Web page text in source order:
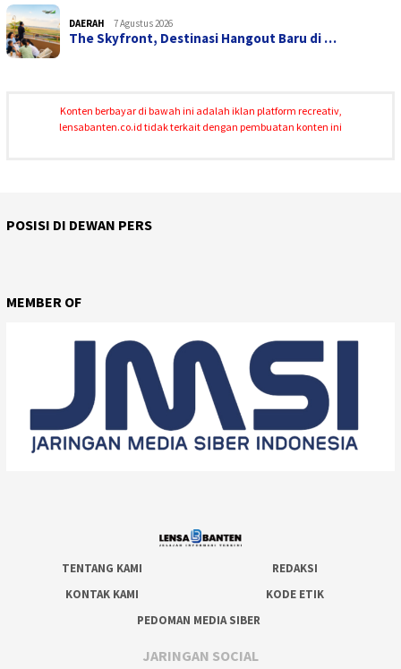
DAERAH 7 Agustus 2026
The Skyfront, Destinasi Hangout Baru di …
Konten berbayar di bawah ini adalah iklan platform recreativ,
lensabanten.co.id tidak terkait dengan pembuatan konten ini
POSISI DI DEWAN PERS
MEMBER OF
TENTANG KAMI
REDAKSI
KONTAK KAMI
KODE ETIK
PEDOMAN MEDIA SIBER
JARINGAN SOCIAL